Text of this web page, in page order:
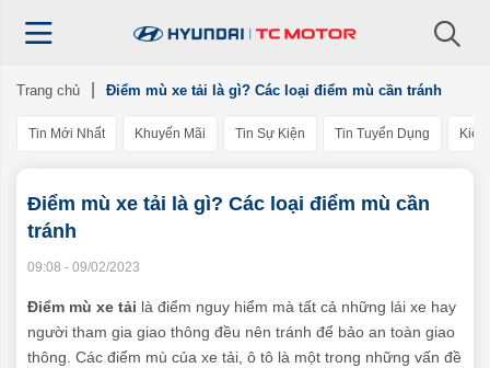
Trang chủ Điểm mù xe tải là gì? Các loại điểm mù cần tránh
Tin Mới Nhất Khuyến Mãi Tin Sự Kiện Tin Tuyển Dụng
Điểm mù xe tải là gì? Các loại điểm mù cần
tránh
09:08 - 09/02/2023
Điểm mù xe tải là điểm nguy hiểm mà tất cả những lái xe hay
người tham gia giao thông đều nên tránh để bảo an toàn giao
thông. Các điểm mù của xe tải, ô tô là một trong những vấn đề